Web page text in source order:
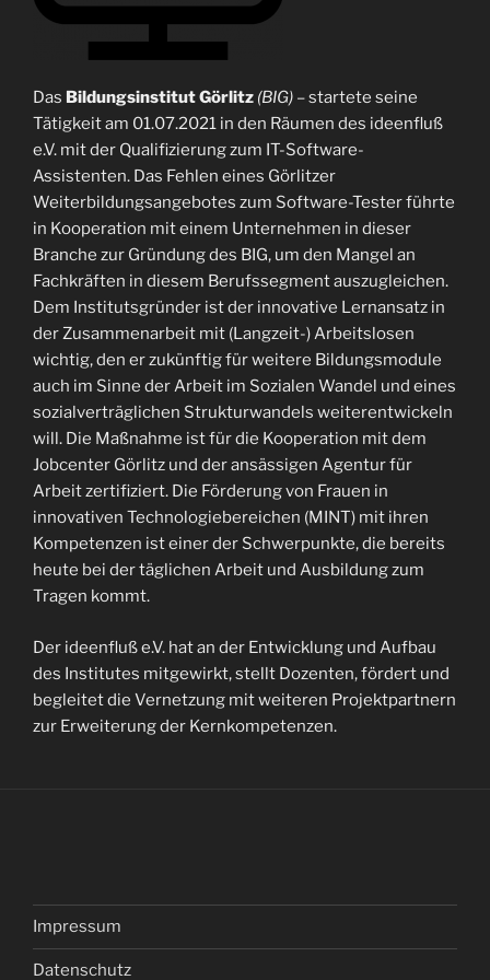
Das Bildungsinstitut Görlitz (BIG) – startete seine
Tätigkeit am 01.07.2021 in den Räumen des ideenfluß
e.V. mit der Qualifizierung zum IT-Software-
Assistenten. Das Fehlen eines Görlitzer
Weiterbildungsangebotes zum Software-Tester führte
in Kooperation mit einem Unternehmen in dieser
Branche zur Gründung des BIG, um den Mangel an
Fachkräften in diesem Berufssegment auszugleichen.
Dem Institutsgründer ist der innovative Lernansatz in
der Zusammenarbeit mit (Langzeit-) Arbeitslosen
wichtig, den er zukünftig für weitere Bildungsmodule
auch im Sinne der Arbeit im Sozialen Wandel und eines
sozialverträglichen Strukturwandels weiterentwickeln
will. Die Maßnahme ist für die Kooperation mit dem
Jobcenter Görlitz und der ansässigen Agentur für
Arbeit zertifiziert. Die Förderung von Frauen in
innovativen Technologiebereichen (MINT) mit ihren
Kompetenzen ist einer der Schwerpunkte, die bereits
heute bei der täglichen Arbeit und Ausbildung zum
Tragen kommt.
Der ideenfluß e.V. hat an der Entwicklung und Aufbau
des Institutes mitgewirkt, stellt Dozenten, fördert und
begleitet die Vernetzung mit weiteren Projektpartnern
zur Erweiterung der Kernkompetenzen.
Impressum
Datenschutz